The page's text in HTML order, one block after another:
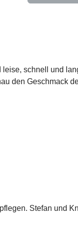
schnell und
den Geschmack
Stefan und